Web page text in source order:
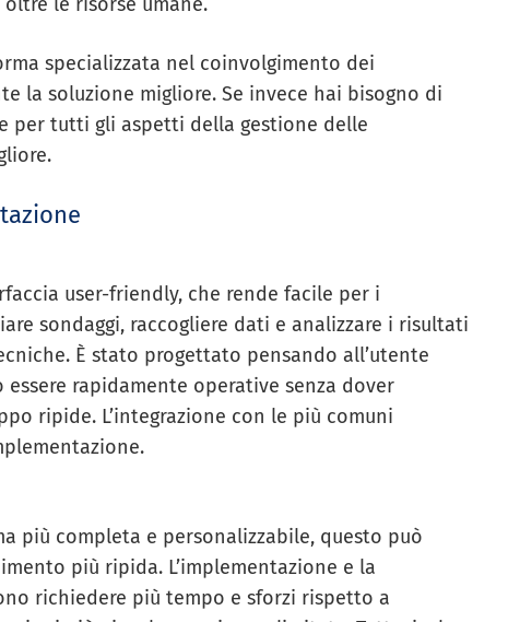
specializzata nel coinvolgimento dei
la soluzione migliore. Se invece hai bisogno di
per tutti gli aspetti della gestione delle
user-friendly, che rende facile per i
sondaggi, raccogliere dati e analizzare i risultati
È stato progettato pensando all’utente
rapidamente operative senza dover
ripide. L’integrazione con le più comuni
più completa e personalizzabile, questo può
più ripida. L’implementazione e la
richiedere più tempo e sforzi rispetto a